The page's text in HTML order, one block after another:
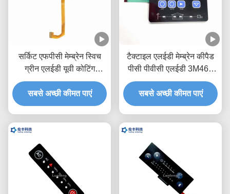
सर्किट एफपीसी मेम्ब्रेन स्विच
ग्रीन एलईडी यूवी कोटिंग
वाटरप्रूफ टच कीबोर्ड
सबसे अच्छी कीमत पाएं
टैक्टाइल एलईडी मेम्ब्रेन कीपैड
पीसी पीवीसी एलईडी 3M468
वाटरप्रूफ फ्लेक्सिबल मेम्ब्रेन
स्विच
सबसे अच्छी कीमत पाएं